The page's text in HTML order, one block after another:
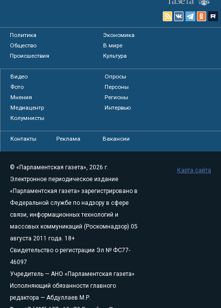
Политика
Экономика
Общество
В мире
Происшествия
Культура
Видео
Опросы
Фото
Персоны
Мнения
Регионы
Медиацентр
Интервью
Колумнисты
Контакты Реклама Вакансии
© «Парламентская газета», 2026 г.
Электронное периодическое издание
«Парламентская газета» зарегистрировано в
Федеральной службе по надзору в сфере
связи, информационных технологий и
массовых коммуникаций (Роскомнадзор) 05
августа 2011 года. 18+
Свидетельство о регистрации Эл № ФС77-
46097
Учредитель — АНО «Парламентская газета»
Исполняющий обязанности главного
редактора — Абдуллаев М.Р.
Карта сайта